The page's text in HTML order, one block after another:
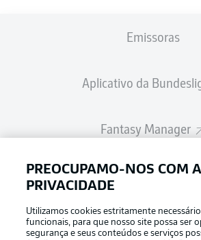
Emissoras
Aplicativo da
Fantasy Manager
BUNDESLIGA-
Escolha seu idioma
Português Modo
PREOCUPAMO-NOS COM
PRIVACIDADE
Utilizamos cookies estritamente
funcionais, para que nosso site possa ser
segurança e seus conteúdos e serviços